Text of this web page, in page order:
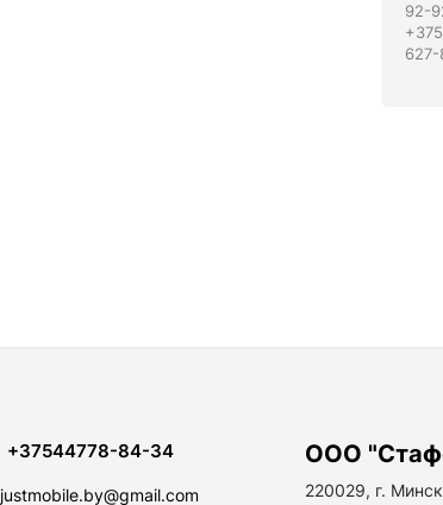
92-
627-
+37544778-84-34
justmobile.by@gmail.com
ООО
220029, г.